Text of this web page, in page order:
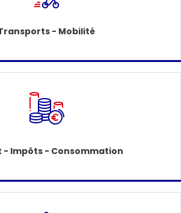
- Mobilité
- Impôts - Consommation